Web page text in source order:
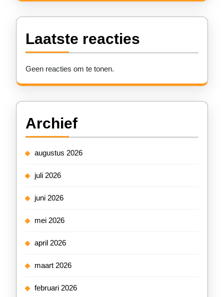
Laatste reacties
Geen reacties om te tonen.
Archief
augustus 2026
juli 2026
juni 2026
mei 2026
april 2026
maart 2026
februari 2026